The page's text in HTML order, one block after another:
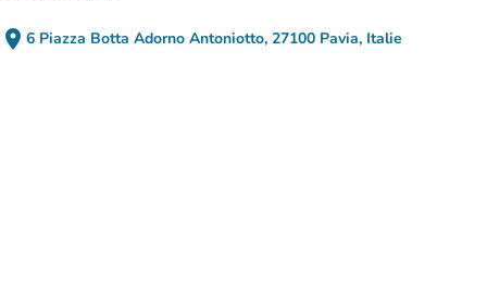
place 6 Piazza Botta Adorno Antoniotto, 27100 Pavia, Italie
(abrir no Google Maps)
(novo separador)